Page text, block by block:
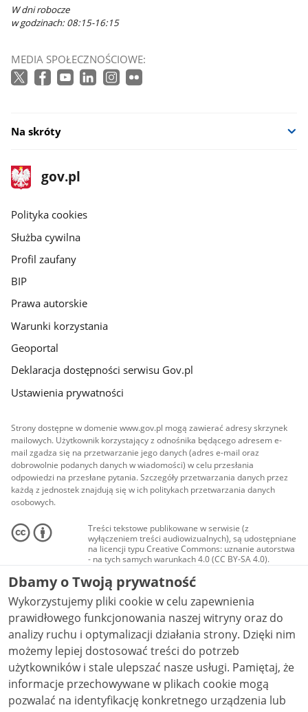
W dni robocze
w godzinach: 08:15-16:15
MEDIA SPOŁECZNOŚCIOWE:
Na skróty
stopka
gov.pl
Strona
gov.pl
gov.pl
Polityka cookies
Służba cywilna
Profil zaufany
BIP
Prawa autorskie
Warunki korzystania
Geoportal
Deklaracja dostępności serwisu Gov.pl
Ustawienia prywatności
Strony dostępne w domenie www.gov.pl mogą zawierać adresy skrzynek
mailowych. Użytkownik korzystający z odnośnika będącego adresem e-
mail zgadza się na przetwarzanie jego danych (adres e-mail oraz
dobrowolnie podanych danych w wiadomości) w celu przesłania
odpowiedzi na przesłane pytania. Szczegóły przetwarzania danych przez
każdą z jednostek znajdują się w ich politykach przetwarzania danych
osobowych.
Treści tekstowe publikowane w serwisie (z
wyłączeniem treści audiowizualnych), są udostępniane
na licencji typu Creative Commons: uznanie autorstwa
- na tych samych warunkach 4.0 (CC BY-SA 4.0).
Materiały audiowizualne, w tym zdjęcia, materiały
audio i wideo, są udostępniane na licencji typu
Creative Commons: uznanie autorstwa użycie
niekomercyjne - bez utworów zależnych 4.0 (CC BY-
NC-ND 4.0), o ile nie jest to stwierdzone inaczej.
Dbamy o Twoją prywatność
Wykorzystujemy pliki cookie w celu zapewnienia
prawidłowego funkcjonowania naszej witryny oraz do
analizy ruchu i optymalizacji działania strony. Dzięki nim
możemy lepiej dostosować treści do potrzeb
użytkowników i stale ulepszać nasze usługi. Pamiętaj, że
informacje przechowywane w plikach cookie mogą
pozwalać na identyfikację konkretnego urządzenia lub